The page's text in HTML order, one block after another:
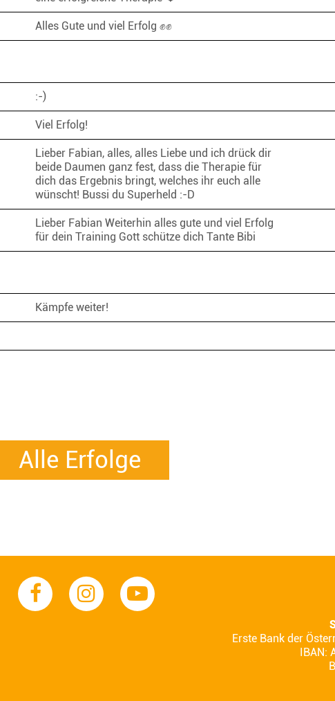
Alles Gute und viel Erfolg ✊✊
:-)
Viel Erfolg!
Lieber Fabian, alles, alles Liebe und ich drück dir
beide Daumen ganz fest, dass die Therapie für
dich das Ergebnis bringt, welches ihr euch alle
wünscht! Bussi du Superheld :-D
Lieber Fabian Weiterhin alles gute und viel Erfolg
für dein Training Gott schütze dich Tante Bibi
Kämpfe weiter!
Alle Erfolge
Erste Bank der
IBAN: